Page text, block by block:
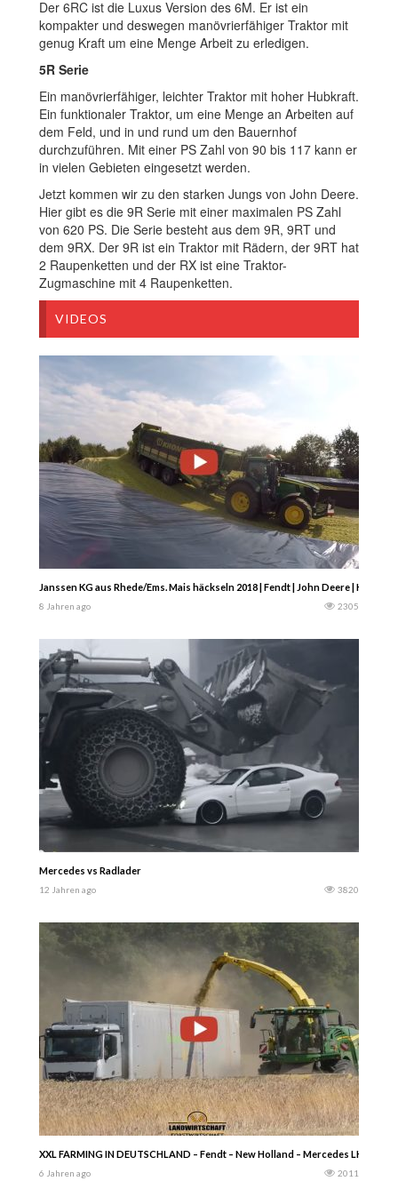
Der 6RC ist die Luxus Version des 6M. Er ist ein
kompakter und deswegen manövrierfähiger Traktor mit
genug Kraft um eine Menge Arbeit zu erledigen.
5R Serie
Ein manövrierfähiger, leichter Traktor mit hoher Hubkraft.
Ein funktionaler Traktor, um eine Menge an Arbeiten auf
dem Feld, und in und rund um den Bauernhof
durchzuführen. Mit einer PS Zahl von 90 bis 117 kann er
in vielen Gebieten eingesetzt werden.
Jetzt kommen wir zu den starken Jungs von John Deere.
Hier gibt es die 9R Serie mit einer maximalen PS Zahl
von 620 PS. Die Serie besteht aus dem 9R, 9RT und
dem 9RX. Der 9R ist ein Traktor mit Rädern, der 9RT hat
2 Raupenketten und der RX ist eine Traktor-
Zugmaschine mit 4 Raupenketten.
VIDEOS
Janssen KG aus Rhede/Ems. Mais häckseln 2018 | Fendt | John Deere | Krone
8 Jahren ago 2305
Mercedes vs Radlader
12 Jahren ago 3820
XXL FARMING IN DEUTSCHLAND – Fendt – New Holland – Mercedes LKW
6 Jahren ago 2011